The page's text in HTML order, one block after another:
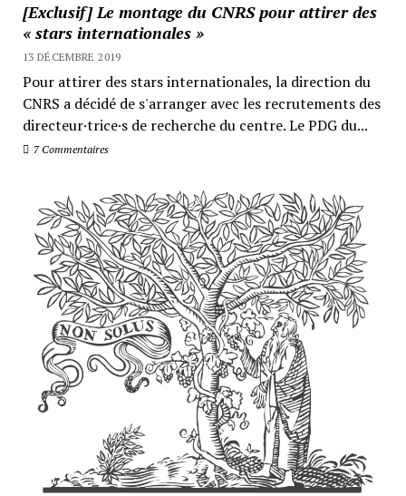
[Exclusif] Le montage du CNRS pour attirer des
« stars internationales »
13 DÉCEMBRE 2019
Pour attirer des stars internationales, la direction du
CNRS a décidé de s'arranger avec les recrutements des
directeur·trice·s de recherche du centre. Le PDG du...
7 Commentaires